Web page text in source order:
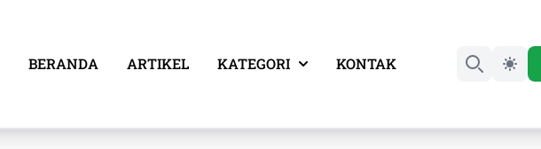
BERANDA ARTIKEL KATEGORI KONTAK